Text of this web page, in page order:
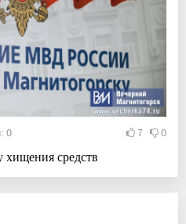
0 7 0
средств